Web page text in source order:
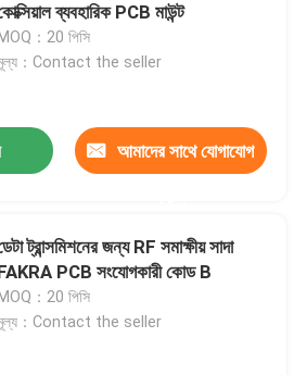
ব্যবহারিক PCB মাউন্ট
MOQ：20 পিসি
：Contact the seller
আমাদের সাথে যোগাযোগ
ট্রান্সমিশনের জন্য RF সমাক্ষীয় সাদা
PCB সংযোগকারী কোড B
MOQ：20 পিসি
：Contact the seller